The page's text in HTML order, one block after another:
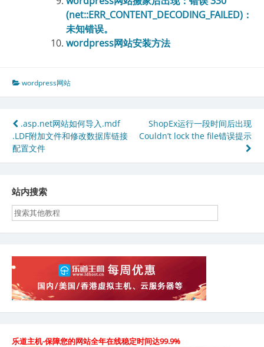
(net::ERR_CONTENT_DECODING_FAILED)：
未知错误。
wordpress网站安装方法
wordpress网站
文
章
导
航
.asp.net网站如何导入.mdf
.LDF附加文件和修改数据库链接
配置文件
ShopEx运行一段时间后出现
Couldn’t lock the file错误提示
站内搜索
乐道主机-保障您的网站全年在线稳定时间达99.9%